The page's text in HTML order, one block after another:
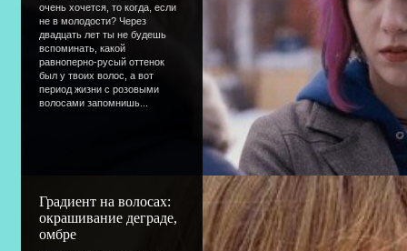
очень хочется, то когда, если
не в молодости? Через
двадцать лет ты не будешь
вспоминать, какой
равноперно-русый оттенок
был у твоих волос, а вот
период жизни с розовыми
волосами запомнишь...
Градиент на волосах:
окрашивание деграде,
омбре